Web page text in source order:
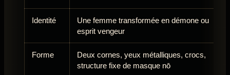
Identité
Une femme transformée en démone ou
esprit vengeur
Forme
Deux cornes, yeux métalliques, crocs,
structure fixe de masque nō